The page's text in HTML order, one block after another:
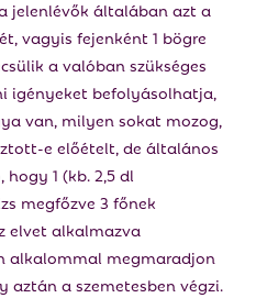
jelenlévők általában azt a
vagyis fejenként 1 bögre
a valóban szükséges
igényeket befolyásolhatja,
van, milyen sokat mozog,
e előételt, de általános
1 (kb. 2,5 dl
megfőzve 3 főnek
elvet alkalmazva
alkalommal megmaradjon
aztán a szemetesben végzi.